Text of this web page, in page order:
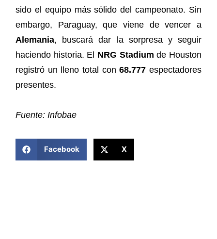
sido el equipo más sólido del campeonato. Sin
embargo, Paraguay, que viene de vencer a
Alemania, buscará dar la sorpresa y seguir
haciendo historia. El NRG Stadium de Houston
registró un lleno total con68.777 espectadores
presentes.
Fuente: Infobae
Facebook X